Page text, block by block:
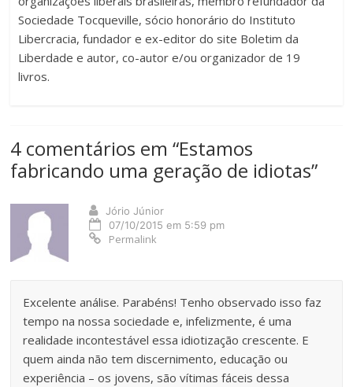
Sociedade Tocqueville, sócio honorário do Instituto
Libercracia, fundador e ex-editor do site Boletim da
Liberdade e autor, co-autor e/ou organizador de 19
livros.
4 comentários em “Estamos
fabricando uma geração de idiotas”
Jório Júnior
07/10/2015 em 5:59 pm
Permalink
Excelente análise. Parabéns! Tenho observado isso faz
tempo na nossa sociedade e, infelizmente, é uma
realidade incontestável essa idiotização crescente. E
quem ainda não tem discernimento, educação ou
experiência – os jovens, são vítimas fáceis dessa